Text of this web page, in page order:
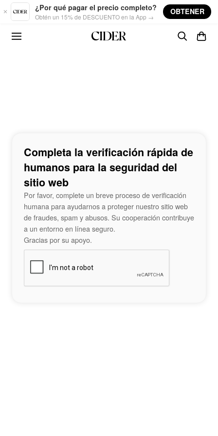
Skip to main content
¿Por qué pagar el precio completo?
Obtén un 15% de DESCUENTO en la App →
OBTENER
Completa la verificación rápida de
humanos para la seguridad del
sitio web
Por favor, complete un breve proceso de verificación
humana para ayudarnos a proteger nuestro sitio web
de fraudes, spam y abusos. Su cooperación contribuye
a un entorno en línea seguro.
Gracias por su apoyo.